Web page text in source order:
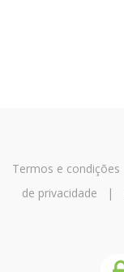
Termos e condições
de privacidade |